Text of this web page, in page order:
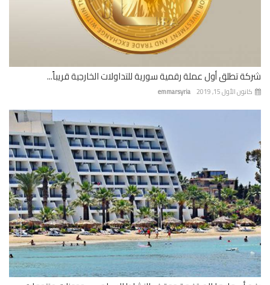
تطلق أول عملة رقمية سورية للتداولات الخارجية قريباً...
emmarsyria الأول 15, 2019